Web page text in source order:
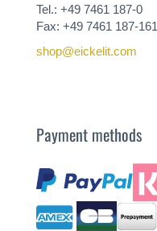
Tel.: +49 7461 187-0
Fax: +49 7461 187-161
shop@eickelit.com
Payment methods